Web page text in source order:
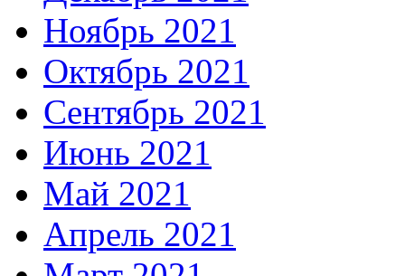
Ноябрь 2021
Октябрь 2021
Сентябрь 2021
Июнь 2021
Май 2021
Апрель 2021